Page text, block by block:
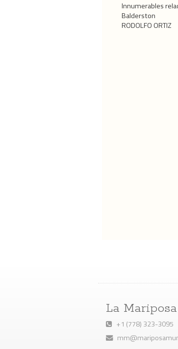
Innumerables
Balderston
RODOLFO ORTIZ
La
+1 (778) 323-3095